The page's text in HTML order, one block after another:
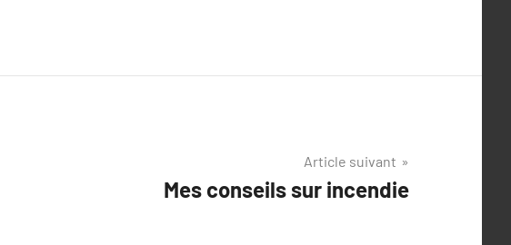
Article suivant
Mes conseils sur incendie